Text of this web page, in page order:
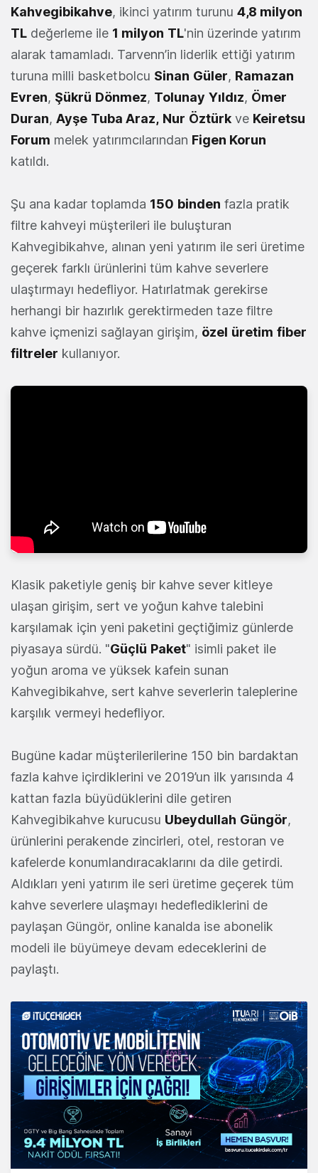
Kahvegibikahve, ikinci yatırım turunu 4,8 milyon
TL değerleme ile 1 milyon TL'nin üzerinde yatırım
alarak tamamladı. Tarvenn’in liderlik ettiği yatırım
turuna milli basketbolcu Sinan Güler, Ramazan
Evren, Şükrü Dönmez, Tolunay Yıldız, Ömer
Duran, Ayşe Tuba Araz, Nur Öztürk ve Keiretsu
Forum melek yatırımcılarından Figen Korun
katıldı.
Şu ana kadar toplamda 150 binden fazla pratik
filtre kahveyi müşterileri ile buluşturan
Kahvegibikahve, alınan yeni yatırım ile seri üretime
geçerek farklı ürünlerini tüm kahve severlere
ulaştırmayı hedefliyor. Hatırlatmak gerekirse
herhangi bir hazırlık gerektirmeden taze filtre
kahve içmenizi sağlayan girişim, özel üretim fiber
filtreler kullanıyor.
Klasik paketiyle geniş bir kahve sever kitleye
ulaşan girişim, sert ve yoğun kahve talebini
karşılamak için yeni paketini geçtiğimiz günlerde
piyasaya sürdü. "Güçlü Paket" isimli paket ile
yoğun aroma ve yüksek kafein sunan
Kahvegibikahve, sert kahve severlerin taleplerine
karşılık vermeyi hedefliyor.
Bugüne kadar müşterilerilerine 150 bin bardaktan
fazla kahve içirdiklerini ve 2019’un ilk yarısında 4
kattan fazla büyüdüklerini dile getiren
Kahvegibikahve kurucusu Ubeydullah Güngör,
ürünlerini perakende zincirleri, otel, restoran ve
kafelerde konumlandıracaklarını da dile getirdi.
Aldıkları yeni yatırım ile seri üretime geçerek tüm
kahve severlere ulaşmayı hedeflediklerini de
paylaşan Güngör, online kanalda ise abonelik
modeli ile büyümeye devam edeceklerini de
paylaştı.